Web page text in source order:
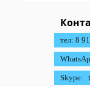
тел: 8
Skype: